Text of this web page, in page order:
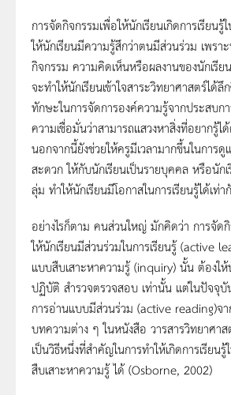
การจัดกิจกรรมเพื่อให้นักเรียนเกิดการเรียน
ให้นักเรียนมีความรู้สึกว่าตนมีส่วนร่วม เพรา
กิจกรรม ความคิดเห็นหรือผลงานของนักเรีย
จะทำให้นักเรียนเข้าใจสาระวิทยาศาสตร์ได้
ทักษะในการจัดการองค์ความรู้จากประสบ
ความเชื่อมั่นว่าสามารถแสวงหาสิ่งที่อยากรู้ไ
นอกจากนี้ยังช่วยให้ครูมีเวลามากขึ้นในการ
สะดวก ให้กับนักเรียนเป็นรายบุคคล หรือนัก
ลุ่ม ทำให้นักเรียนมีโอกาสในการเรียนรู้ได้เท่
อย่างไรก็ตาม คนส่วนใหญ่ มักคิดว่า การจัด
ให้นักเรียนมีส่วนร่วมในการเรียนรู้ (active
แบบสืบเสาะหาความรู้ (inquiry) นั้น ต้องให้
ปฏิบัติ สำรวจตรวจสอบ เท่านั้น แต่ในปัจจุบั
การอ่านแบบมีส่วนร่วม (active reading)จา
บทความต่าง ๆ ในหนังสือ วารสารวิทยาศา
เป็นวิธีหนึ่งที่สำคัญในการทำให้เกิดการเรียน
สืบเสาะหาความรู้ ได้ (Osborne, 2002)